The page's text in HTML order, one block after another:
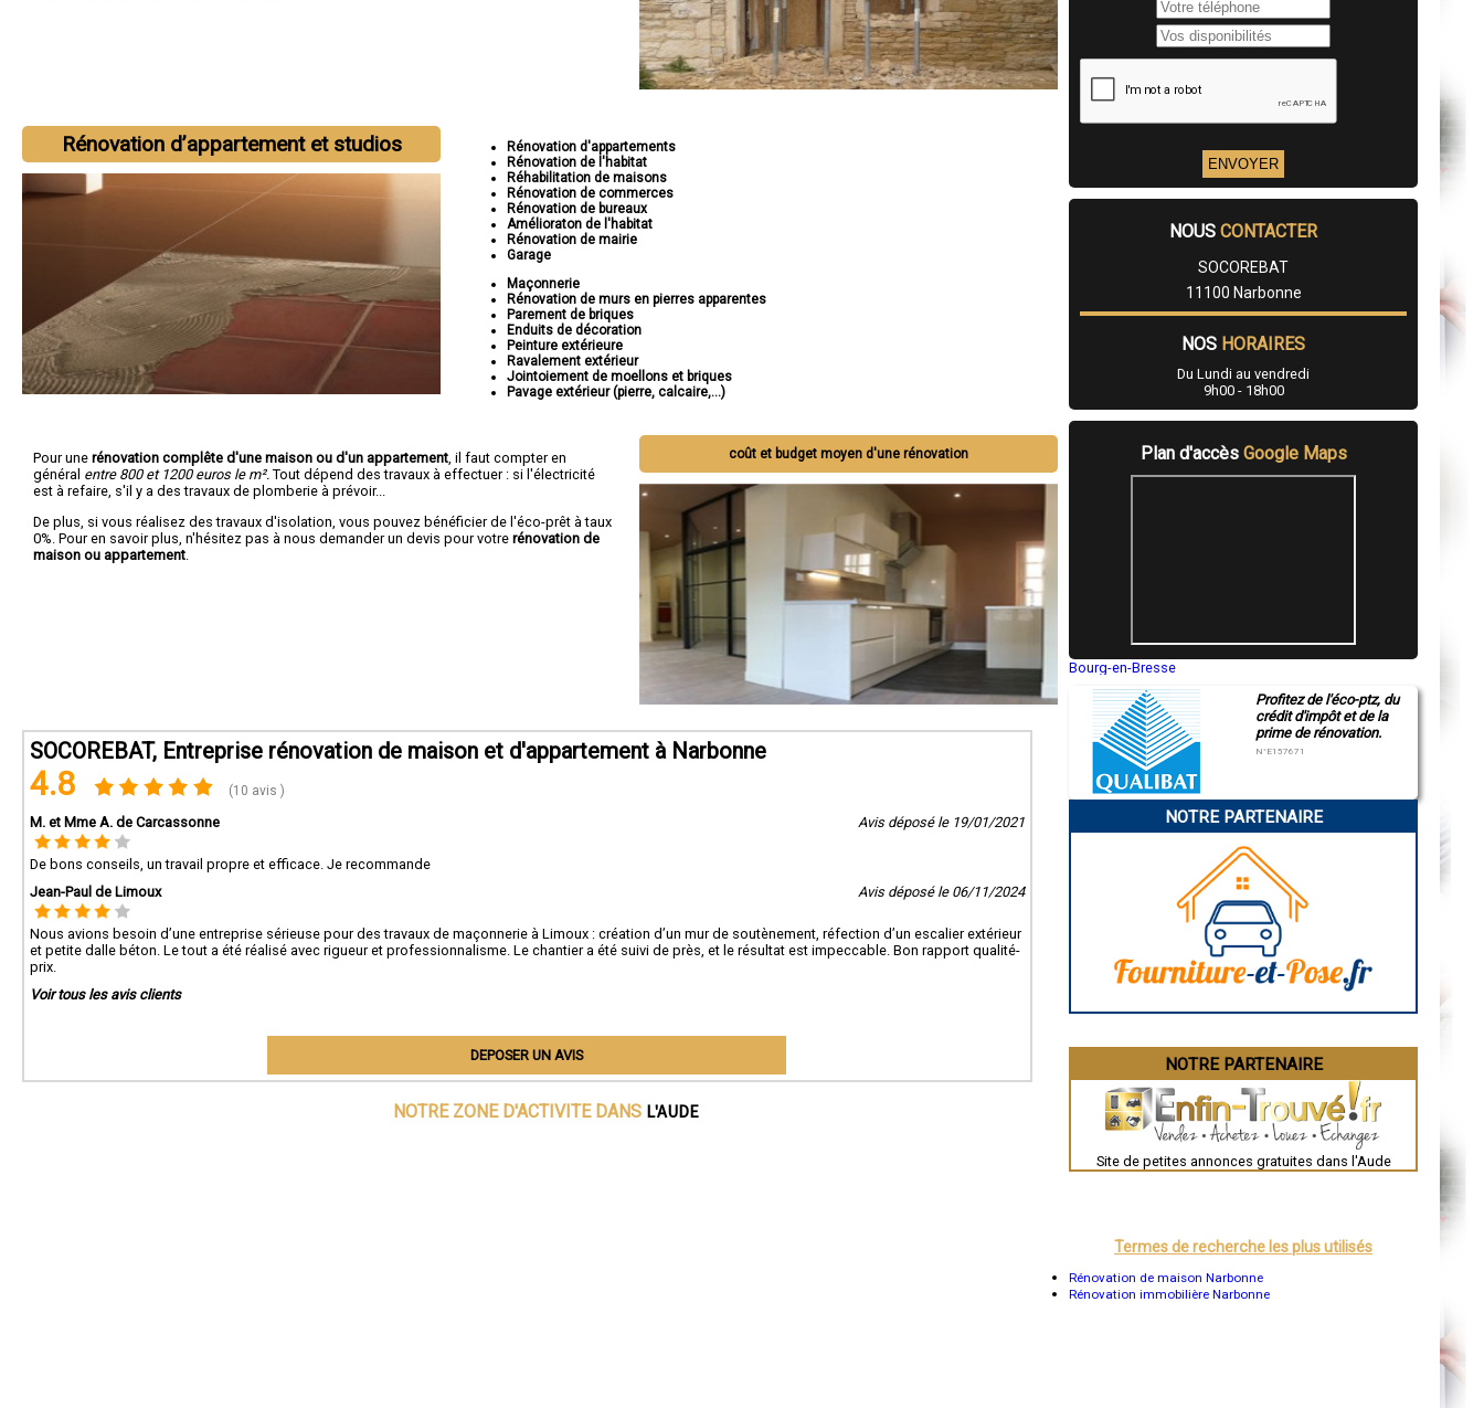
Rénovation d’appartement et studios
Rénovation d'appartements
Rénovation de l'habitat
Réhabilitation de maisons
Rénovation de commerces
Rénovation de bureaux
Amélioraton de l'habitat
Rénovation de mairie
Garage
Maçonnerie
Rénovation de murs en pierres apparentes
Parement de briques
Enduits de décoration
Peinture extérieure
Ravalement extérieur
Jointoiement de moellons et briques
Pavage extérieur (pierre, calcaire,...)
coût et budget moyen d'une rénovation
Pour une rénovation complête d'une maison ou d'un appartement , il faut compter en
général entre 800 et 1200 euros le m². Tout dépend des travaux à effectuer : si l'électricité
est à refaire, s'il y a des travaux de plomberie à prévoir...
De plus, si vous réalisez des travaux d'isolation, vous pouvez bénéficier de l'éco-prêt à taux
0%. Pour en savoir plus, n'hésitez pas à nous demander un devis pour votre rénovation de
maison ou appartement
SOCOREBAT, Entreprise rénovation de maison et d'appartement à Narbonne
4.8 (10 avis )
M. et Mme A. de Carcassonne Avis déposé le 19/01/2021
De bons conseils, un travail propre et efficace. Je recommande
Jean-Paul de Limoux
Avis déposé le 06/11/2024
Nous avions besoin d’une entreprise sérieuse pour des travaux de maçonnerie à Limoux : création d’un mur de soutènement, réfection d’un escalier extérieur
et petite dalle béton. Le tout a été réalisé avec rigueur et professionnalisme. Le chantier a été suivi de près, et le résultat est impeccable. Bon rapport qualité-
prix.
Voir tous les avis clients
DEPOSER UN AVIS
NOTRE ZONE D'ACTIVITE DANS L'AUDE
NOUS CONTACTER
SOCOREBAT
11100 Narbonne
NOS HORAIRES
Du Lundi au vendredi
9h00 - 18h00
Plan d'accès Google Maps
Bourg-en-Bresse
Montluçon
Manosque
Gap
Charleville-Mézières
Pamiers
Narbonne
Brive-la-Gaillarde
Guéret
Besançon
Évreux
Chartres
Nîmes
Auch
Dole
Mont-de-Marsan
Profitez de l'éco-ptz, du
crédit d'impôt et de la
prime de rénovation.
N°E157671
NOTRE PARTENAIRE
NOTRE PARTENAIRE
Site de petites annonces gratuites dans l'Aude
Termes de recherche les plus utilisés
Rénovation de maison Narbonne
Rénovation immobilière Narbonne